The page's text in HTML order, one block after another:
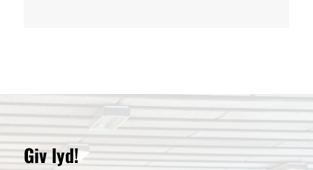
Giv lyd!